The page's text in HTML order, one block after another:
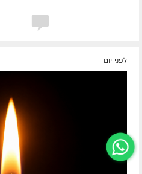
לפני יום